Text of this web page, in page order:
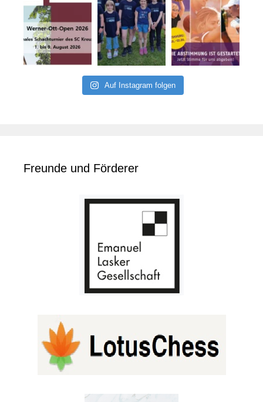
Auf Instagram folgen
Freunde und Förderer